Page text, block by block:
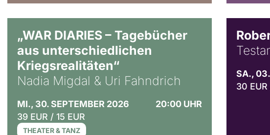
„WAR DIARIES – Tagebücher
aus unterschiedlichen
Kriegsrealitäten“
Nadia Migdal & Uri Fahndrich
MI., 30. SEPTEMBER 2026
20:00 UHR
39 EUR / 15 EUR
THEATER & TANZ
SA.,
30 EUR